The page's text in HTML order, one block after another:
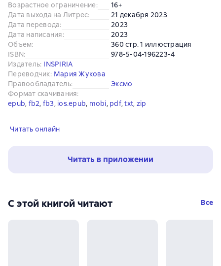
Возрастное ограничение:
16+
Дата выхода на Литрес:
21 декабря 2023
Дата перевода:
2023
Дата написания:
2023
Объем:
360 стр. 1 иллюстрация
ISBN:
978-5-04-196223-4
Издатель: INSPIRIA
Переводчик: Мария Жукова
Правообладатель:
Эксмо
Формат скачивания:
epub, fb2, fb3, ios.epub, mobi, pdf, txt, zip
Читать онлайн
Читать в приложении
С этой книгой читают Все